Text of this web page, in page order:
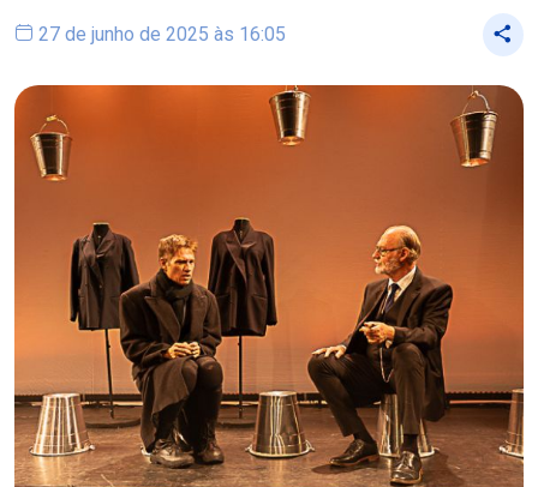
27 de junho de 2025 às 16:05